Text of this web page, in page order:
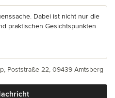
Dabei ist nicht nur die
praktischen Gesichtspunkten
Poststraße 22, 09439 Amtsberg